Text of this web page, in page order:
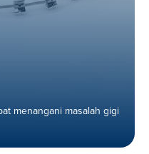
menangani masalah gigi